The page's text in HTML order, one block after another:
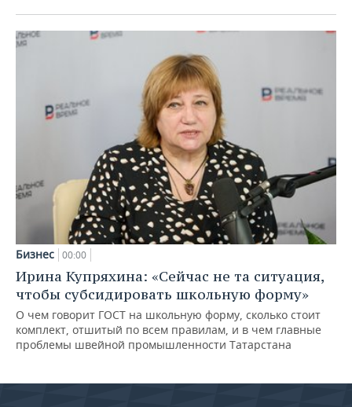
Бизнес 00:00
Ирина Купряхина: «Сейчас не та ситуация,
чтобы субсидировать школьную форму»
О чем говорит ГОСТ на школьную форму, сколько стоит
комплект, отшитый по всем правилам, и в чем главные
проблемы швейной промышленности Татарстана